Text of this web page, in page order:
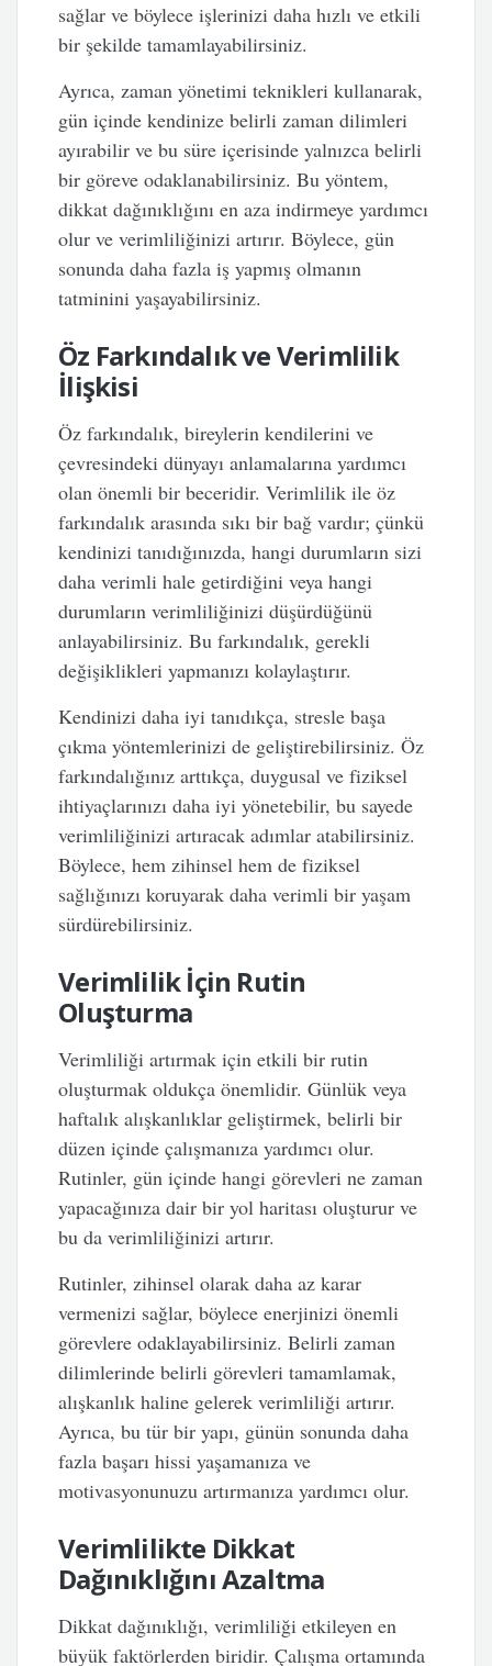
sağlar ve böylece işlerinizi daha hızlı ve etkili
bir şekilde tamamlayabilirsiniz.
Ayrıca, zaman yönetimi teknikleri kullanarak,
gün içinde kendinize belirli zaman dilimleri
ayırabilir ve bu süre içerisinde yalnızca belirli
bir göreve odaklanabilirsiniz. Bu yöntem,
dikkat dağınıklığını en aza indirmeye yardımcı
olur ve verimliliğinizi artırır. Böylece, gün
sonunda daha fazla iş yapmış olmanın
tatminini yaşayabilirsiniz.
Öz Farkındalık ve Verimlilik
İlişkisi
Öz farkındalık, bireylerin kendilerini ve
çevresindeki dünyayı anlamalarına yardımcı
olan önemli bir beceridir. Verimlilik ile öz
farkındalık arasında sıkı bir bağ vardır; çünkü
kendinizi tanıdığınızda, hangi durumların sizi
daha verimli hale getirdiğini veya hangi
durumların verimliliğinizi düşürdüğünü
anlayabilirsiniz. Bu farkındalık, gerekli
değişiklikleri yapmanızı kolaylaştırır.
Kendinizi daha iyi tanıdıkça, stresle başa
çıkma yöntemlerinizi de geliştirebilirsiniz. Öz
farkındalığınız arttıkça, duygusal ve fiziksel
ihtiyaçlarınızı daha iyi yönetebilir, bu sayede
verimliliğinizi artıracak adımlar atabilirsiniz.
Böylece, hem zihinsel hem de fiziksel
sağlığınızı koruyarak daha verimli bir yaşam
sürdürebilirsiniz.
Verimlilik İçin Rutin
Oluşturma
Verimliliği artırmak için etkili bir rutin
oluşturmak oldukça önemlidir. Günlük veya
haftalık alışkanlıklar geliştirmek, belirli bir
düzen içinde çalışmanıza yardımcı olur.
Rutinler, gün içinde hangi görevleri ne zaman
yapacağınıza dair bir yol haritası oluşturur ve
bu da verimliliğinizi artırır.
Rutinler, zihinsel olarak daha az karar
vermenizi sağlar, böylece enerjinizi önemli
görevlere odaklayabilirsiniz. Belirli zaman
dilimlerinde belirli görevleri tamamlamak,
alışkanlık haline gelerek verimliliği artırır.
Ayrıca, bu tür bir yapı, günün sonunda daha
fazla başarı hissi yaşamanıza ve
motivasyonunuzu artırmanıza yardımcı olur.
Verimlilikte Dikkat
Dağınıklığını Azaltma
Dikkat dağınıklığı, verimliliği etkileyen en
büyük faktörlerden biridir. Çalışma ortamında